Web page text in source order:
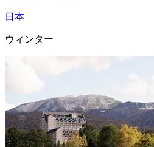
日本
ウィンター